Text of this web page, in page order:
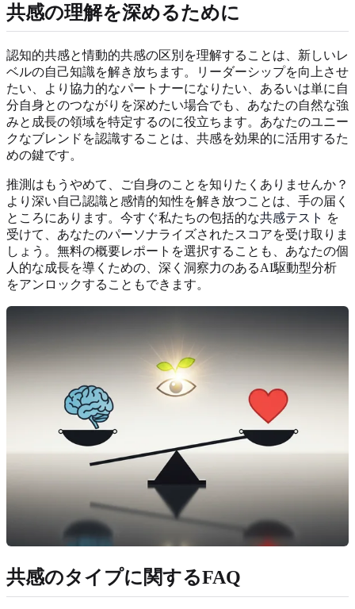
共感の理解を深めるために
認知的共感と情動的共感の区別を理解することは、新しいレ
ベルの自己知識を解き放ちます。リーダーシップを向上させ
たい、より協力的なパートナーになりたい、あるいは単に自
分自身とのつながりを深めたい場合でも、あなたの自然な強
みと成長の領域を特定するのに役立ちます。あなたのユニー
クなブレンドを認識することは、共感を効果的に活用するた
めの鍵です。
推測はもうやめて、ご自身のことを知りたくありませんか？
より深い自己認識と感情的知性を解き放つことは、手の届く
ところにあります。今すぐ私たちの包括的な共感テスト を
受けて、あなたのパーソナライズされたスコアを受け取りま
しょう。無料の概要レポートを選択することも、あなたの個
人的な成長を導くための、深く洞察力のあるAI駆動型分析
をアンロックすることもできます。
共感のタイプに関するFAQ